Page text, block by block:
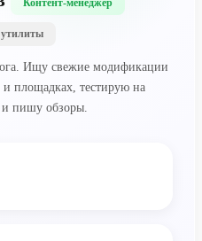
Ищу свежие модификации
площадках, тестирую на
и пишу обзоры.